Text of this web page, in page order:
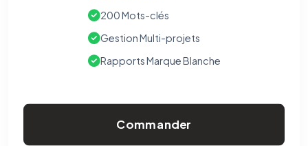
200 Mots-clés
Gestion Multi-projets
Rapports Marque Blanche
Commander